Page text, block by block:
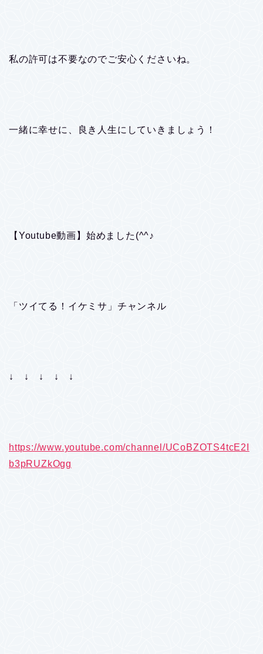
私の許可は不要なのでご安心くださいね。
一緒に幸せに、良き人生にしていきましょう！
【Youtube動画】始めました(^^♪
「ツイてる！イケミサ」チャンネル
↓ ↓ ↓ ↓ ↓
https://www.youtube.com/channel/UCoBZOTS4tcE2I
b3pRUZkOgg